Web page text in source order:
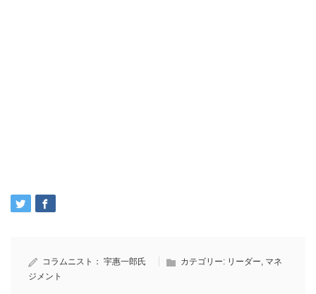
コラムニスト： 宇惠一郎氏 カテゴリー: リーダー, マネ
ジメント